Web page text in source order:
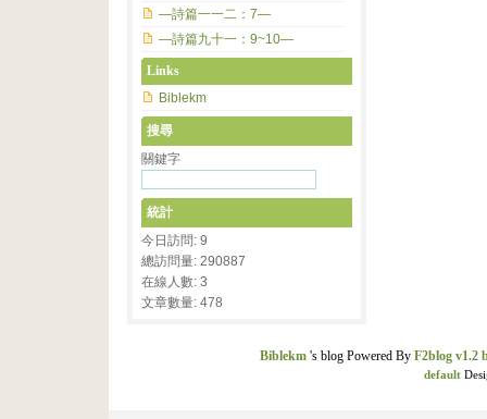
—詩篇一一二：7—
—詩篇九十一：9~10—
Links
Biblekm
搜尋
關鍵字
統計
今日訪問: 9
總訪問量: 290887
在線人數: 3
文章數量: 478
Biblekm 's blog Powered By F2blog v1.2
default